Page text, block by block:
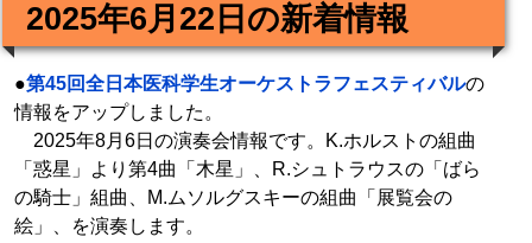
2025年6月22日の新着情報
●第45回全日本医科学生オーケストラフェスティバルの
情報をアップしました。
2025年8月6日の演奏会情報です。K.ホルストの組曲
「惑星」より第4曲「木星」、R.シュトラウスの「ばら
の騎士」組曲、M.ムソルグスキーの組曲「展覧会の
絵」、を演奏します。